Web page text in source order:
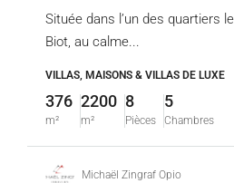
Située dans l’un des quartiers
Biot, au calme...
VILLAS, MAISONS & VILLAS DE LUXE
376
m²
2200
m²
8
Pièces
5
Chambres
Michaël Zingraf Opio